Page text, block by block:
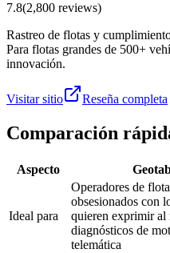
7.8(2,800 reviews)
Rastreo de flotas y
Para flotas grandes de 500+
innovación.
Visitar sitio Reseña completa
Comparación
Aspecto
Ideal para
Operadores de
obsesionados con
quieren exprimir al
diagnósticos de
telemática